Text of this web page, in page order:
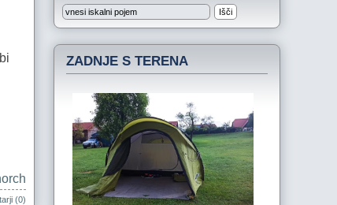
(0)
ZADNJE S TERENA